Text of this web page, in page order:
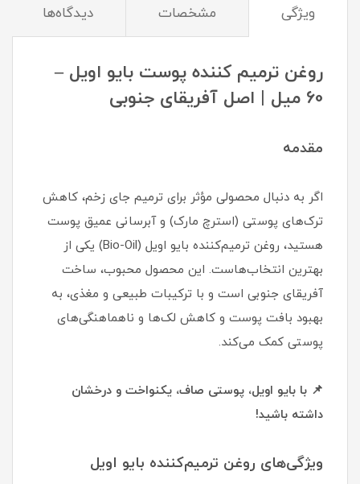
ویژگی مشخصات دیدگاه‌ها
روغن ترمیم کننده پوست بایو اویل –
60 میل | اصل آفریقای جنوبی
مقدمه
اگر به دنبال محصولی مؤثر برای ترمیم جای زخم، کاهش
ترک‌های پوستی (استرچ مارک) و آبرسانی عمیق پوست
هستید، روغن ترمیم‌کننده بایو اویل (Bio-Oil) یکی از
بهترین انتخاب‌هاست. این محصول محبوب، ساخت
آفریقای جنوبی است و با ترکیبات طبیعی و مغذی، به
بهبود بافت پوست و کاهش لک‌ها و ناهماهنگی‌های
پوستی کمک می‌کند.
📌 با بایو اویل، پوستی صاف، یکنواخت و درخشان
داشته باشید!
ویژگی‌های روغن ترمیم‌کننده بایو اویل